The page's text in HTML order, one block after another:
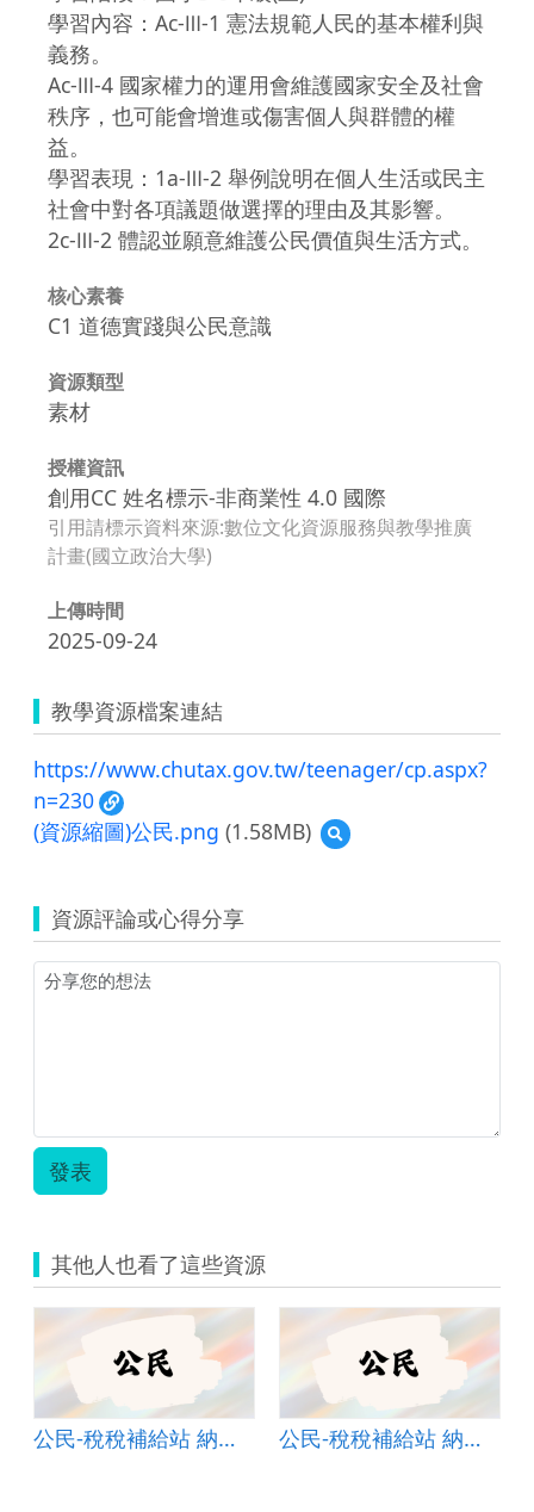
學習內容：Ac-Ⅲ-1 憲法規範人民的基本權利與
義務。
Ac-Ⅲ-4 國家權力的運用會維護國家安全及社會
秩序，也可能會增進或傷害個人與群體的權
益。
學習表現：1a-Ⅲ-2 舉例說明在個人生活或民主
社會中對各項議題做選擇的理由及其影響。
2c-Ⅲ-2 體認並願意維護公民價值與生活方式。
核心素養
C1 道德實踐與公民意識
資源類型
素材
授權資訊
創用CC 姓名標示-非商業性 4.0 國際
引用請標示資料來源:數位文化資源服務與教學推廣
計畫(國立政治大學)
上傳時間
2025-09-24
教學資源檔案連結
https://www.chutax.gov.tw/teenager/cp.aspx?
n=230
(資源縮圖)公民.png (1.58MB)
預
覽
圖)
公
資源評論或心得分享
發表
其他人也看了這些資源
公民-稅稅補給站 納稅者權利保護篇 公民-稅稅補給站 納稅者權利保護篇